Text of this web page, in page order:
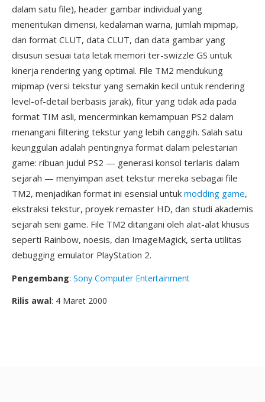
dalam satu file), header gambar individual yang
menentukan dimensi, kedalaman warna, jumlah mipmap,
dan format CLUT, data CLUT, dan data gambar yang
disusun sesuai tata letak memori ter-swizzle GS untuk
kinerja rendering yang optimal. File TM2 mendukung
mipmap (versi tekstur yang semakin kecil untuk rendering
level-of-detail berbasis jarak), fitur yang tidak ada pada
format TIM asli, mencerminkan kemampuan PS2 dalam
menangani filtering tekstur yang lebih canggih. Salah satu
keunggulan adalah pentingnya format dalam pelestarian
game: ribuan judul PS2 — generasi konsol terlaris dalam
sejarah — menyimpan aset tekstur mereka sebagai file
TM2, menjadikan format ini esensial untuk modding game,
ekstraksi tekstur, proyek remaster HD, dan studi akademis
sejarah seni game. File TM2 ditangani oleh alat-alat khusus
seperti Rainbow, noesis, dan ImageMagick, serta utilitas
debugging emulator PlayStation 2.
Pengembang: Sony Computer Entertainment
Rilis awal: 4 Maret 2000